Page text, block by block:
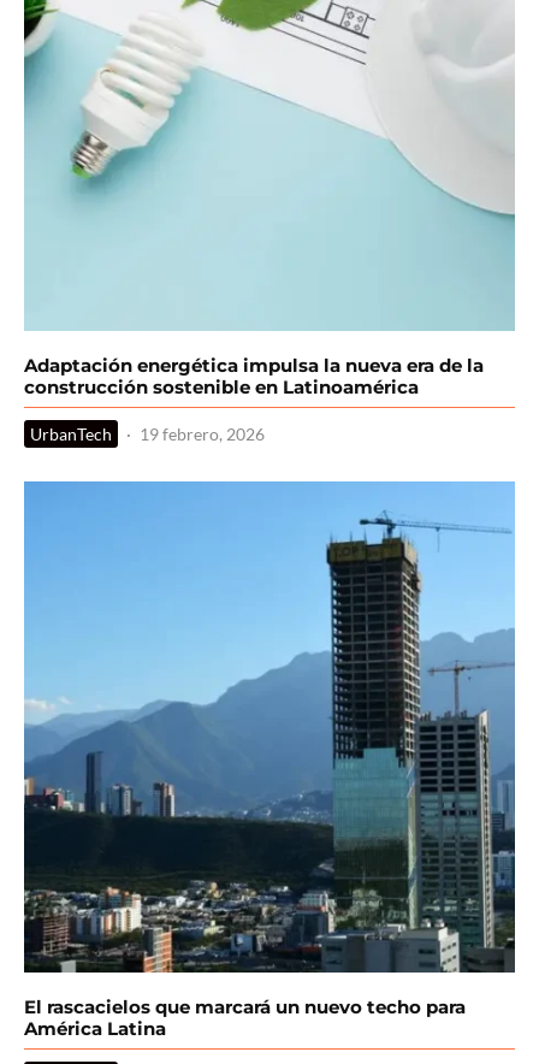
Adaptación energética impulsa la nueva era de la
construcción sostenible en Latinoamérica
UrbanTech · 19 febrero, 2026
El rascacielos que marcará un nuevo techo para
América Latina